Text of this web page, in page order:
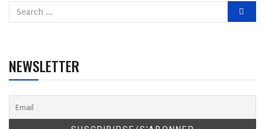
NEWSLETTER